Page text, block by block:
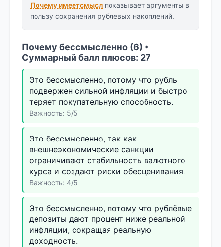
Почему имеетсмысл показывает аргументы в
пользу сохранения рублевых накоплений.
Почему бессмысленно (6) •
Суммарный балл плюсов: 27
Это бессмысленно, потому что рубль
подвержен сильной инфляции и быстро
теряет покупательную способность.
Важность: 5/5
Это бессмысленно, так как
внешнеэкономические санкции
ограничивают стабильность валютного
курса и создают риски обесценивания.
Важность: 4/5
Это бессмысленно, потому что рублёвые
депозиты дают процент ниже реальной
инфляции, сокращая реальную
доходность.